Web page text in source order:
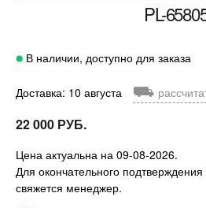
PL-
В наличии, доступно для заказа
Доставка: 10 августа ⛟
22 000 РУБ.
Цена актуальна на 09-08-2026.
Для окончательного
свяжется менеджер.